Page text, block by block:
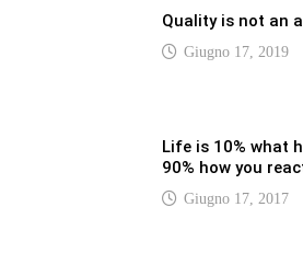
Quality is not an
Giugno 17, 2019
Life is 10% what
90% how you
Giugno 17, 2017